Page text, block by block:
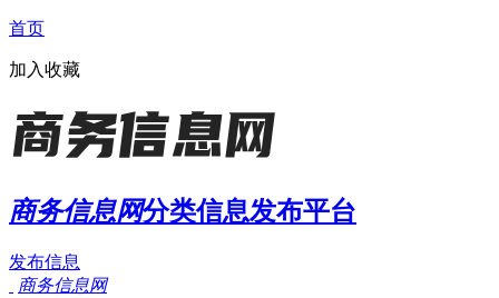
首页
加入收藏
商务信息网分类信息发布平台
发布信息
商务信息网